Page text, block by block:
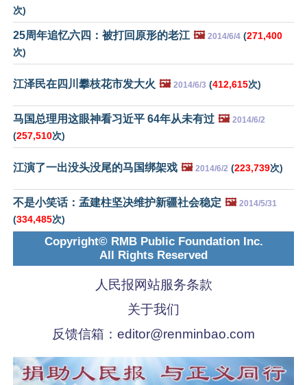
次)
25周年追忆六四：被打回原形的老江 🖼️ 2014/6/4 (271,400
次)
江泽民在四川攀枝花市发大火 🖼️ 2014/6/3 (412,615次)
马国总理用这眼神看习近平 64年从未有过 🖼️ 2014/6/2
(257,510次)
江演了一出没头没尾的马国绑架戏 🖼️ 2014/6/2 (223,739次)
不是小笑话：孟建柱坚决维护新疆社会稳定 🖼️ 2014/5/31
(334,485次)
Copyright© RMB Public Foundation Inc.
All Rights Reserved
人民报网站服务条款
关于我们
反馈信箱： editor@renminbao.com